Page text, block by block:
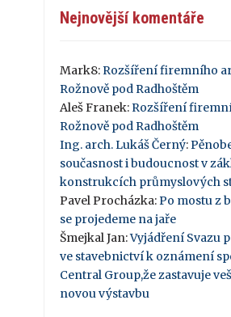
Nejnovější komentáře
Mark8: Rozšíření firemního
Rožnově pod Radhoštěm
Aleš Franek: Rozšíření
Rožnově pod Radhoštěm
Ing. arch. Lukáš Černý:
současnost i budoucnost v
konstrukcích průmyslových
Pavel Procházka: Po mostu z
se projedeme na jaře
Šmejkal Jan:Vyjádření Svazu
ve stavebnictví k oznámení
Central Group,že zastavuje
novou výstavbu